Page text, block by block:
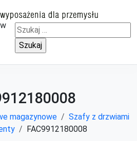
Szukaj:
magazynowe
Szafy z drzwiami
FAC9912180008